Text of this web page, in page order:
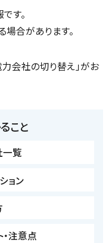
す。
合があります。
会社の切り替え」がお
こと
一覧
ョン
注意点